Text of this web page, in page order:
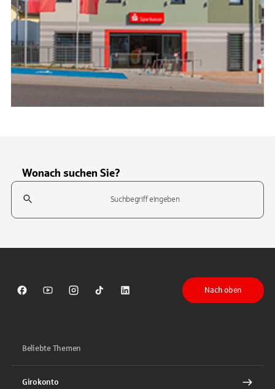
Wonach suchen Sie?
Suchfeld
Sparkasse auf Facebook
Sparkasse auf Youtube
Sparkasse auf Instagram
Sparkasse auf TikTok
Sparkasse auf LinkedIn
Nach oben
Beliebte Themen
Girokonto